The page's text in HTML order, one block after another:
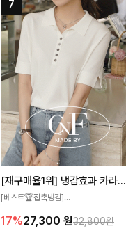
[재구매율1위] 냉감효과 카라니트
[베스트🏆접촉냉감]
고 가벼운 소재감으로 여름에도 시원하게
17%27,300 원32,800원